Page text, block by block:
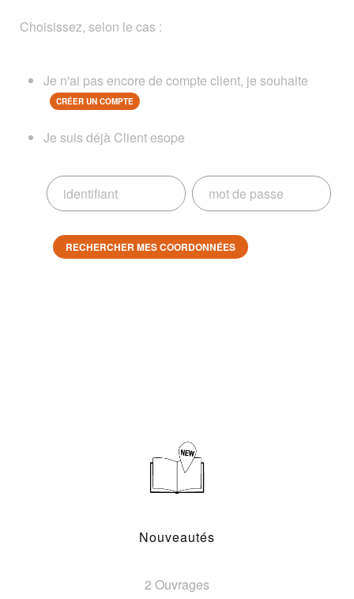
Choisissez, selon le cas :
Je n'ai pas encore de compte client, je souhaite
CRÉER UN COMPTE
Je suis déjà Client esope
RECHERCHER MES COORDONNÉES
Nouveautés
2 Ouvrages